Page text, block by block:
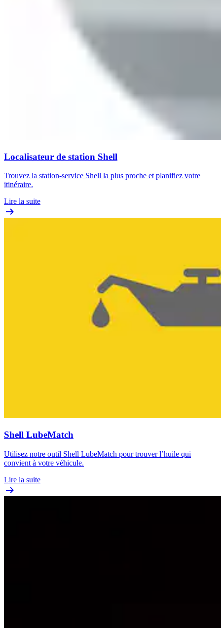
Localisateur de station Shell
Trouvez la station-service Shell la plus proche et planifiez votre
itinéraire.
Lire la suite
Shell LubeMatch
Utilisez notre outil Shell LubeMatch pour trouver l’huile qui
convient à votre véhicule.
Lire la suite